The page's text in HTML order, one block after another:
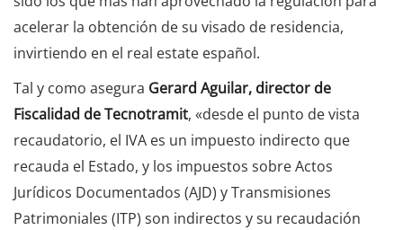
acelerar la obtención de su visado de residencia,
invirtiendo en el real estate español.
Tal y como asegura Gerard Aguilar, director de
Fiscalidad de Tecnotramit, «desde el punto de vista
recaudatorio, el IVA es un impuesto indirecto que
recauda el Estado, y los impuestos sobre Actos
Jurídicos Documentados (AJD) y Transmisiones
Patrimoniales (ITP) son indirectos y su recaudación